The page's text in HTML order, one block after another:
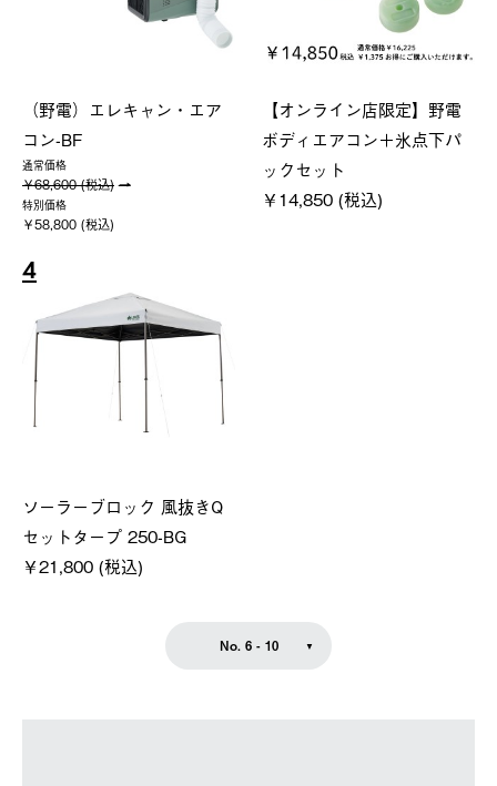
（野電）エレキャン・エア
コン-BF
通常価格
￥68,600 (税込)
特別価格
￥58,800 (税込)
【オンライン店限定】野電
ボディエアコン＋氷点下パ
ックセット
￥14,850 (税込)
4
ソーラーブロック 風抜きQ
セットタープ 250-BG
￥21,800 (税込)
No. 6 - 10